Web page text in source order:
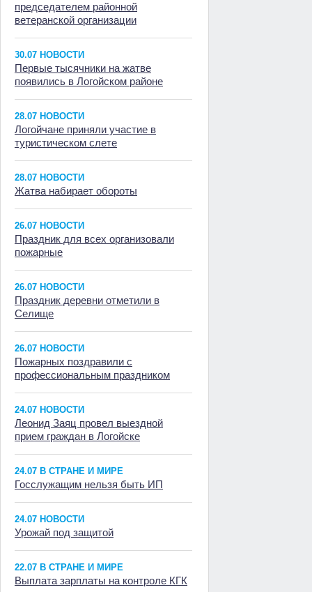
председателем районной
ветеранской организации
30.07 НОВОСТИ
Первые тысячники на жатве
появились в Логойском районе
28.07 НОВОСТИ
Логойчане приняли участие в
туристическом слете
28.07 НОВОСТИ
Жатва набирает обороты
26.07 НОВОСТИ
Праздник для всех организовали
пожарные
26.07 НОВОСТИ
Праздник деревни отметили в
Селище
26.07 НОВОСТИ
Пожарных поздравили с
профессиональным праздником
24.07 НОВОСТИ
Леонид Заяц провел выездной
прием граждан в Логойске
24.07 В СТРАНЕ И МИРЕ
Госслужащим нельзя быть ИП
24.07 НОВОСТИ
Урожай под защитой
22.07 В СТРАНЕ И МИРЕ
Выплата зарплаты на контроле КГК